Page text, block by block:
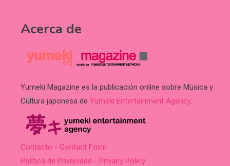
Acerca de
Yumeki Magazine es la publicación online sobre Música y
Cultura japonesa de Yumeki Entertainment Agency.
Contacto - Contact Form
Política de Privacidad - Privacy Policy